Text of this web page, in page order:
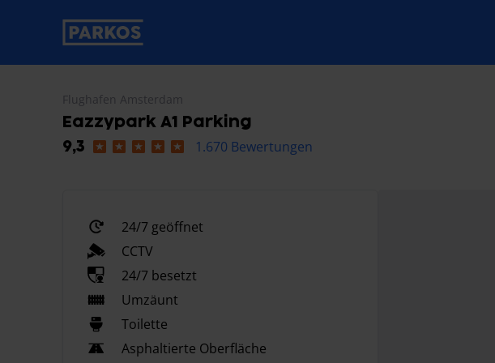
beschriftung-für-primäre-navigation
Flughafen Amsterdam
Eazzypark A1 Parking
9,3
1.670 Bewertungen
24/7 geöffnet
CCTV
24/7 besetzt
Umzäunt
Toilette
Asphaltierte Oberfläche